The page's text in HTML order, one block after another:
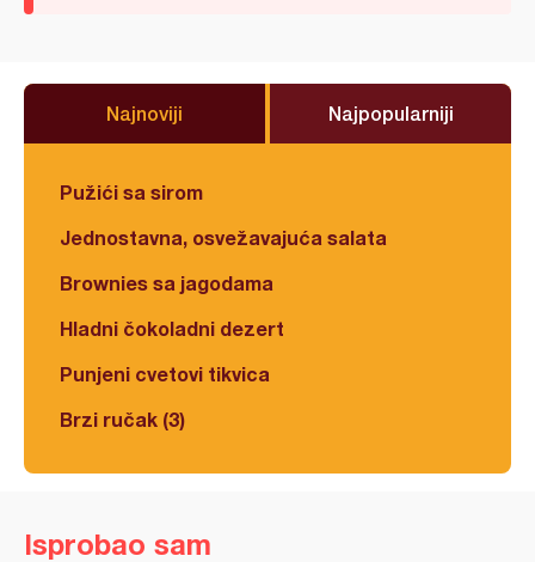
Najnoviji Najpopularniji
Pužići sa sirom
Jednostavna, osvežavajuća salata
Brownies sa jagodama
Hladni čokoladni dezert
Punjeni cvetovi tikvica
Brzi ručak (3)
Isprobao sam